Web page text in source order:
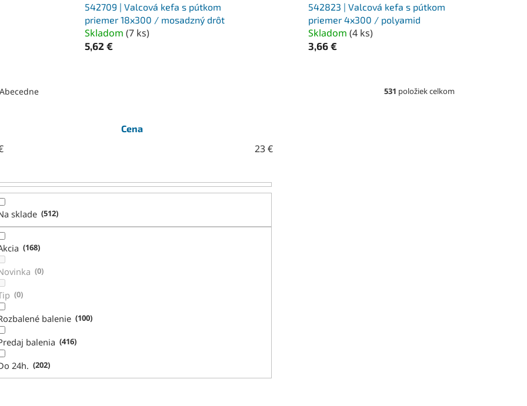
542709 | Valcová kefa s pútkom
priemer 18x300 / mosadzný drôt
Skladom(7 ks)
5,62 €
542823 | Valcová kefa s pútkom
priemer 4x300 / polyamid
Skladom (4 ks)
3,66 €
Abecedne 531 položiek celkom
Cena
23€
sklade 512
168
0
0
balenie 100
balenia 416
24h. 202